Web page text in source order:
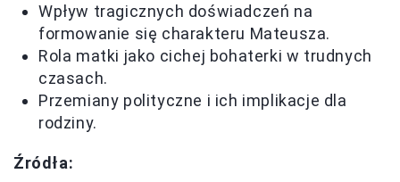
Wpływ tragicznych doświadczeń na
formowanie się charakteru Mateusza.
Rola matki jako cichej bohaterki w trudnych
czasach.
Przemiany polityczne i ich implikacje dla
rodziny.
Źródła: